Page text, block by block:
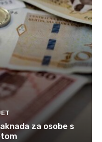
za osobe s